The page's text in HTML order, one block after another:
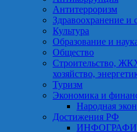
Антитерроризм
Здравоохранение и
Культура
Образование и
Общество
Строительство,
хозяйство,
Туризм
Экономика и
Народная
Достижения РФ